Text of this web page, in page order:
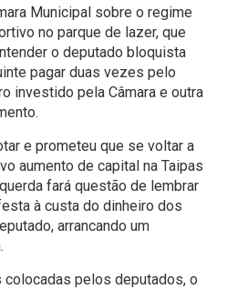
Municipal sobre o regime
no parque de lazer, que
o deputado bloquista
pagar duas vezes pelo
investido pela Câmara e outra
e prometeu que se voltar a
aumento de capital na Taipas
fará questão de lembrar
à custa do dinheiro dos
arrancando um
pelos deputados, o